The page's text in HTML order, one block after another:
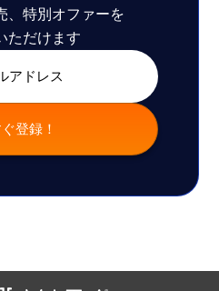
、特別オファーを
ただけます